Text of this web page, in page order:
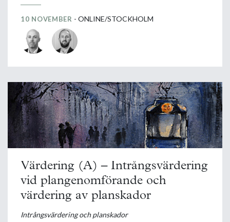
10 NOVEMBER - ONLINE/STOCKHOLM
Värdering (A) – Intrångsvärdering
vid plangenomförande och
värdering av planskador
Intrångsvärdering och planskador